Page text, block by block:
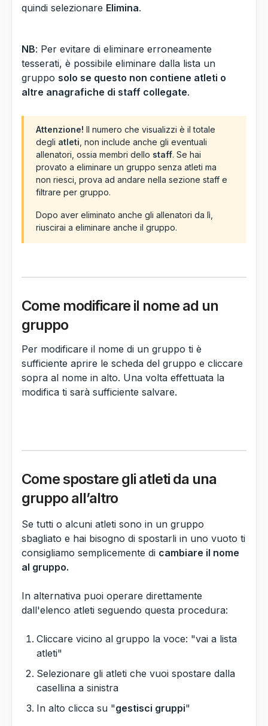
quindi selezionare Elimina.
NB: Per evitare di eliminare erroneamente
tesserati, è possibile eliminare dalla lista un
gruppo solo se questo non contiene atleti o
altre anagrafiche di staff collegate.
Attenzione! Il numero che visualizzi è il totale
degli atleti , non include anche gli eventuali
allenatori, ossia membri dello staff. Se hai
provato a eliminare un gruppo senza atleti ma
non riesci, prova ad andare nella sezione staff e
filtrare per gruppo.
Dopo aver eliminato anche gli allenatori da lì,
riuscirai a eliminare anche il gruppo.
Come modificare il nome ad un
gruppo
Per modificare il nome di un gruppo ti è
sufficiente aprire le scheda del gruppo e cliccare
sopra al nome in alto. Una volta effettuata la
modifica ti sarà sufficiente salvare.
Come spostare gli atleti da una
gruppo all’altro
Se tutti o alcuni atleti sono in un gruppo
sbagliato e hai bisogno di spostarli in uno vuoto ti
consigliamo semplicemente di cambiare il nome
al gruppo.
In alternativa puoi operare direttamente
dall'elenco atleti seguendo questa procedura:
Cliccare vicino al gruppo la voce: "vai a lista
atleti"
Selezionare gli atleti che vuoi spostare dalla
casellina a sinistra
In alto clicca su "gestisci gruppi"